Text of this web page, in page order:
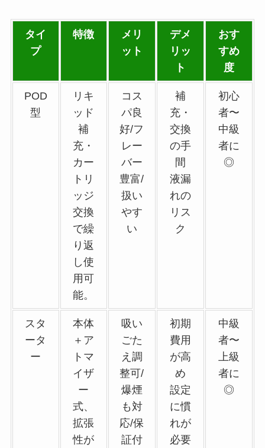
タイ
プ
特徴
メリ
ット
デメ
リッ
ト
おす
すめ
度
POD
型
リキ
ッド
補
充・
カー
トリ
ッジ
交換
で繰
り返
し使
用可
能。
コス
パ良
好/フ
レー
バー
豊富/
扱い
やす
い
補
充・
交換
の手
間
液漏
れの
リス
ク
初心
者〜
中級
者に
◎
スタ
ータ
ー
本体
＋ア
トマ
イザ
ー
式、
拡張
性が
吸い
ごた
え調
整可/
爆煙
も対
応/保
証付
初期
費用
が高
め
設定
に慣
れが
必要
中級
者〜
上級
者に
◎